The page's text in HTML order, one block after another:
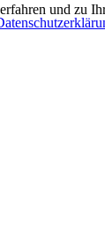
und zu